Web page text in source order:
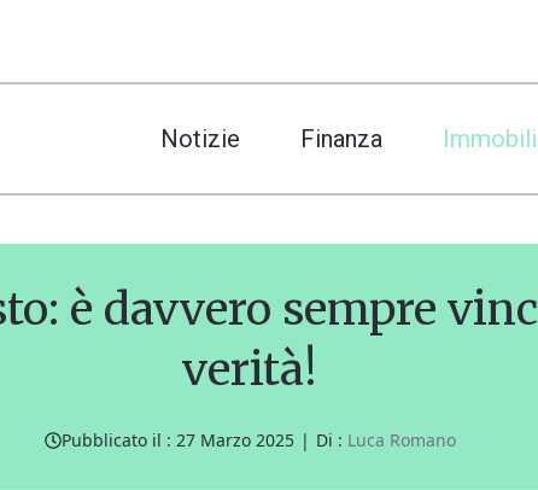
Notizie Finanza Immobili
è davvero sempre
verità!
Pubblicato il : 27 Marzo 2025 | Di : Luca Romano